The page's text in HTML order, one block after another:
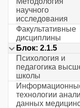
научного
исследования
Факультативные
дисциплины
Блок: 2.1.5
Психология и
педагогика
школы
технологии
данных